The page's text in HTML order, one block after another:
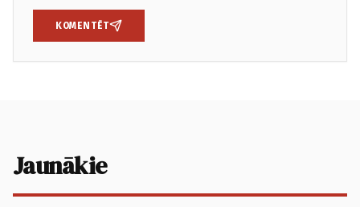
KOMENTĒT
Jaunākie